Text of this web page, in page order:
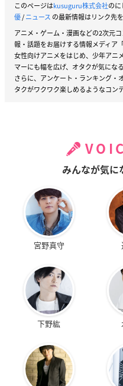
このページはkusuguru株式会社の
優/ニュース の最新情報はリンク先
アニメ・ゲーム・漫画などの2次元
報・話題をお届けする情報メディア
女性向けアニメをはじめ、少年アニ
マーにも幅を広げ、オタクが気にな
さらに、アンケート・ランキング・
タクがワクワク楽しめるようなコン
みんなが気に
宮野真守
下野紘